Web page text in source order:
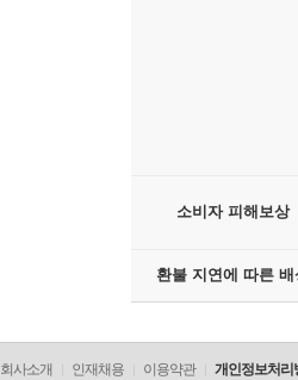
소비자 피해보상
환불 지연에 따른 배
회사소개 인재채용 이용약관 개인정보처리